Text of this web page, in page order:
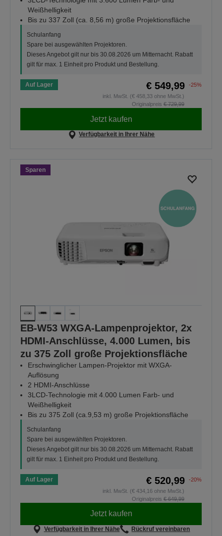
Weißhelligkeit
Bis zu 337 Zoll (ca. 8,56 m) große Projektionsfläche
Schulanfang
Spare bei ausgewählten Projektoren.
Dieses Angebot gilt nur bis 30.08.2026 um Mitternacht. Rabatt
gilt für max. 1 Einheit pro Produkt und Bestellung.
Auf Lager € 549,99
-25%
inkl. MwSt. (€ 458,33 ohne MwSt.)
Originalpreis € 729,99
Jetzt kaufen
Verfügbarkeit in Ihrer Nähe
Sparen
EB-W53 WXGA-Lampenprojektor, 2x
HDMI-Anschlüsse, 4.000 Lumen, bis
zu 375 Zoll große Projektionsfläche
Erschwinglicher Lampen-Projektor mit WXGA-
Auflösung
2 HDMI-Anschlüsse
3LCD-Technologie mit 4.000 Lumen Farb- und
Weißhelligkeit
Bis zu 375 Zoll (ca.9,53 m) große Projektionsfläche
Schulanfang
Spare bei ausgewählten Projektoren.
Dieses Angebot gilt nur bis 30.08.2026 um Mitternacht. Rabatt
gilt für max. 1 Einheit pro Produkt und Bestellung.
Auf Lager € 520,99
-20%
inkl. MwSt. (€ 434,16 ohne MwSt.)
Originalpreis € 649,99
Jetzt kaufen
Verfügbarkeit in Ihrer Nähe Rückruf vereinbaren